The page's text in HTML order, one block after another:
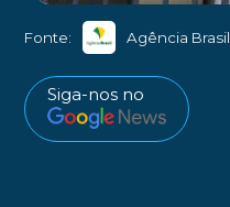
Fonte: Agência Brasil
Siga-nos no